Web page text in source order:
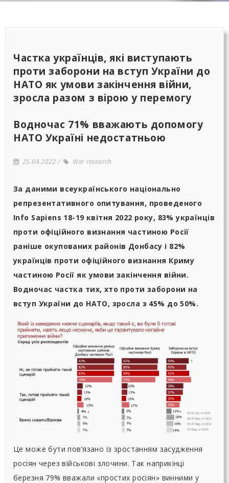
Частка українців, які виступають
проти заборони на вступ України до
НАТО як умови закінчення війни,
зросла разом з вірою у перемогу
Водночас 71% вважають допомогу
НАТО Україні недостатньою
25.04.2022 War research
За даними всеукраїнського національно
репрезентативного опитування, проведеного
Info Sapiens 18-19 квітня 2022 року, 83% українців
проти офіційного визнання частиною Росії
раніше окупованих районів Донбасу і 82%
українців проти офіційного визнання Криму
частиною Росії як умови закінчення війни.
Водночас частка тих, хто проти заборони на
вступ України до НАТО, зросла з 45% до 50%.
Це може бути пов’язано із зростанням засудження
росіян через військові злочини. Так наприкінці
березня 79% вважали «простих росіян» винними у